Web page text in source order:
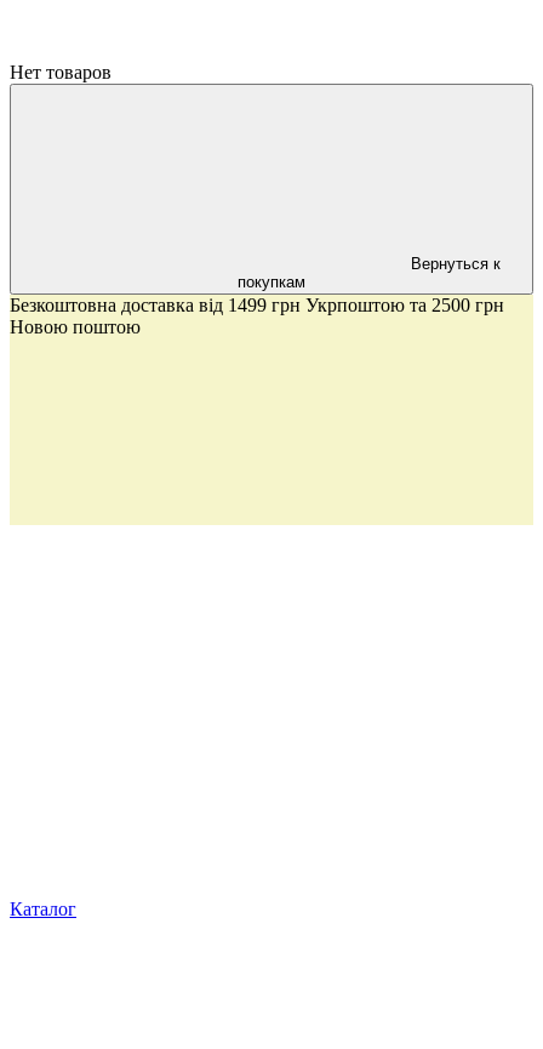
Нет товаров
Вернуться к
покупкам
Безкоштовна доставка від 1499 грн Укрпоштою та 2500 грн
Новою поштою
Каталог